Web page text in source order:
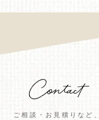
​ご相談・お見積りなど、